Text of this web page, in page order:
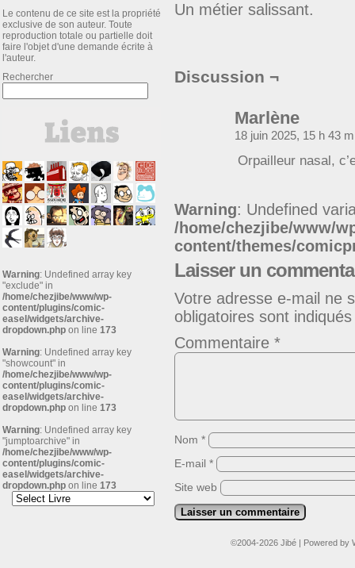
Le contenu de ce site est la propriété
exclusive de son auteur. Toute
reproduction totale ou partielle doit
faire l'objet d'une demande écrite à
l'auteur.
Rechercher
Warning: Undefined array key
"exclude" in
/home/chezjibe/www/wp-
content/plugins/comic-
easel/widgets/archive-
dropdown.php on line 173
Warning: Undefined array key
"showcount" in
/home/chezjibe/www/wp-
content/plugins/comic-
easel/widgets/archive-
dropdown.php on line 173
Warning: Undefined array key
"jumptoarchive" in
/home/chezjibe/www/wp-
content/plugins/comic-
easel/widgets/archive-
dropdown.php on line 173
Un métier salissant.
Discussion ¬
Marlène
18 juin 2025, 15 h 43
Orpailleur nasal,
Warning: Undefined
/home/chezjibe/www/
content/themes/
Laisser un
Votre adresse e-mail ne
obligatoires sont
Commentaire *
Nom *
E-mail *
Site web
©2004-2026 Jibé | Powered by